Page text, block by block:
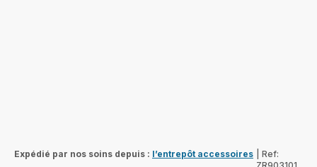
Expédié par nos soins depuis : l’entrepôt accessoires
Ref:
ZR903101